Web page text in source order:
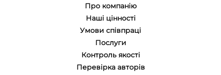
Про компанію
Наші цінності
Умови співпраці
Послуги
Контроль якості
Перевірка авторів